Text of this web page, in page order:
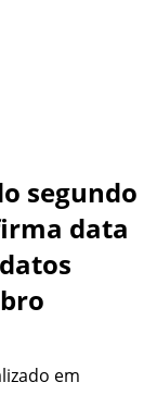
segundo
data
em